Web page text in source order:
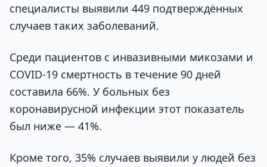
специалисты выявили 449 подтверждённых
случаев таких заболеваний.
Среди пациентов с инвазивными микозами и
COVID-19 смертность в течение 90 дней
составила 66%. У больных без
коронавирусной инфекции этот показатель
был ниже — 41%.
Кроме того, 35% случаев выявили у людей без